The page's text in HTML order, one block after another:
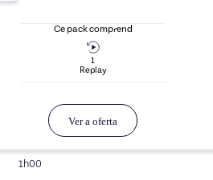
Ce pack comprend
1
Replay
Ver a oferta
1h00